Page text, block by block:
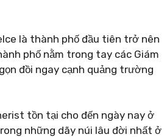
là thành phố đầu tiên trở nên
phố nằm trong tay các Giám
đồi ngay cạnh quảng trường
tồn tại cho đến ngày nay ở
những dãy núi lâu đời nhất ở